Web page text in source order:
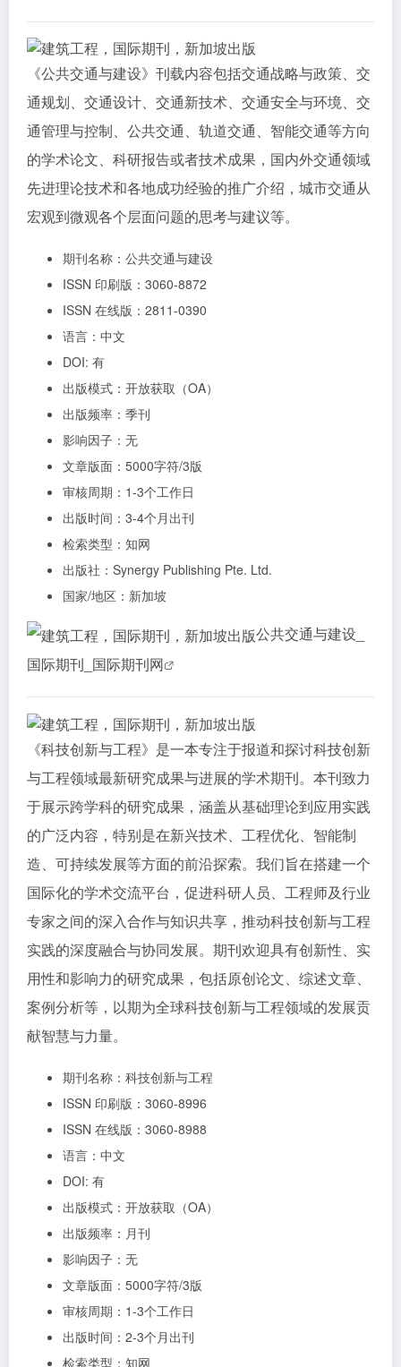
《公共交通与建设》刊载内容包括交通战略与政策、交
通规划、交通设计、交通新技术、交通安全与环境、交
通管理与控制、公共交通、轨道交通、智能交通等方向
的学术论文、科研报告或者技术成果，国内外交通领域
先进理论技术和各地成功经验的推广介绍，城市交通从
宏观到微观各个层面问题的思考与建议等。
期刊名称：公共交通与建设
ISSN 印刷版：3060-8872
ISSN 在线版：2811-0390
语言：中文
DOI: 有
出版模式：开放获取（OA）
出版频率：季刊
影响因子：无
文章版面：5000字符/3版
审核周期：1-3个工作日
出版时间：3-4个月出刊
检索类型：知网
出版社：Synergy Publishing Pte. Ltd.
国家/地区：新加坡
公共交通与建设_
国际期刊_国际期刊网
《科技创新与工程》是一本专注于报道和探讨科技创新
与工程领域最新研究成果与进展的学术期刊。本刊致力
于展示跨学科的研究成果，涵盖从基础理论到应用实践
的广泛内容，特别是在新兴技术、工程优化、智能制
造、可持续发展等方面的前沿探索。我们旨在搭建一个
国际化的学术交流平台，促进科研人员、工程师及行业
专家之间的深入合作与知识共享，推动科技创新与工程
实践的深度融合与协同发展。期刊欢迎具有创新性、实
用性和影响力的研究成果，包括原创论文、综述文章、
案例分析等，以期为全球科技创新与工程领域的发展贡
献智慧与力量。
期刊名称：科技创新与工程
ISSN 印刷版：3060-8996
ISSN 在线版：3060-8988
语言：中文
DOI: 有
出版模式：开放获取（OA）
出版频率：月刊
影响因子：无
文章版面：5000字符/3版
审核周期：1-3个工作日
出版时间：2-3个月出刊
检索类型：知网